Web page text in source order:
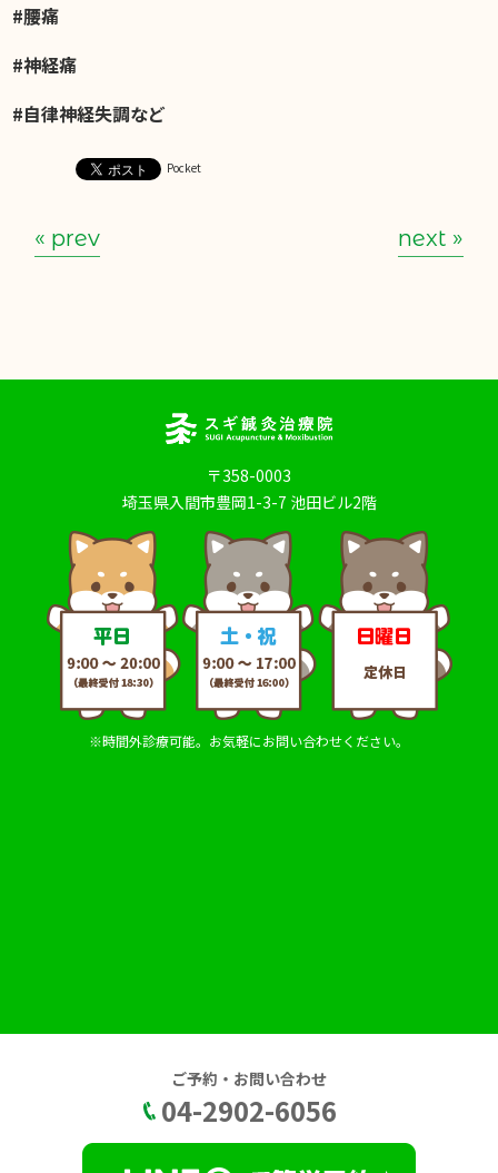
#腰痛
#神経痛
#自律神経失調など
Pocket
« prev next »
〒358-0003
埼玉県入間市豊岡1-3-7 池田ビル2階
※時間外診療可能。お気軽にお問い合わせください。
ご予約・お問い合わせ
04-2902-6056